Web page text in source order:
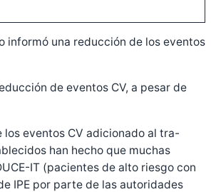
informó una reducción de los eventos
de eventos CV, a pesar de
eventos CV adicionado al tra-
han hecho que muchas
IT (pacientes de alto riesgo con
IPE por parte de las autoridades